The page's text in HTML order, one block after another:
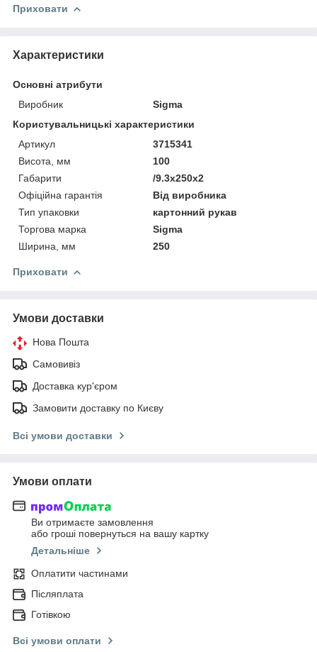
Приховати
Характеристики
Основні атрибути
Виробник
Sigma
Користувальницькі характеристики
Артикул
3715341
Висота, мм
100
Габарити
/9.3x250x2
Офіційна гарантія
Від виробника
Тип упаковки
картонний рукав
Торгова марка
Sigma
Ширина, мм
250
Приховати
Умови доставки
Нова Пошта
Самовивіз
Доставка кур'єром
Замовити доставку по Києву
Всі умови доставки
Умови оплати
Ви отримаєте замовлення
або гроші повернуться на вашу картку
Детальніше
Оплатити частинами
Післяплата
Готівкою
Всі умови оплати